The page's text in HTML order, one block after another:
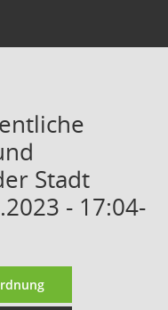
Stadt
- 17:04-